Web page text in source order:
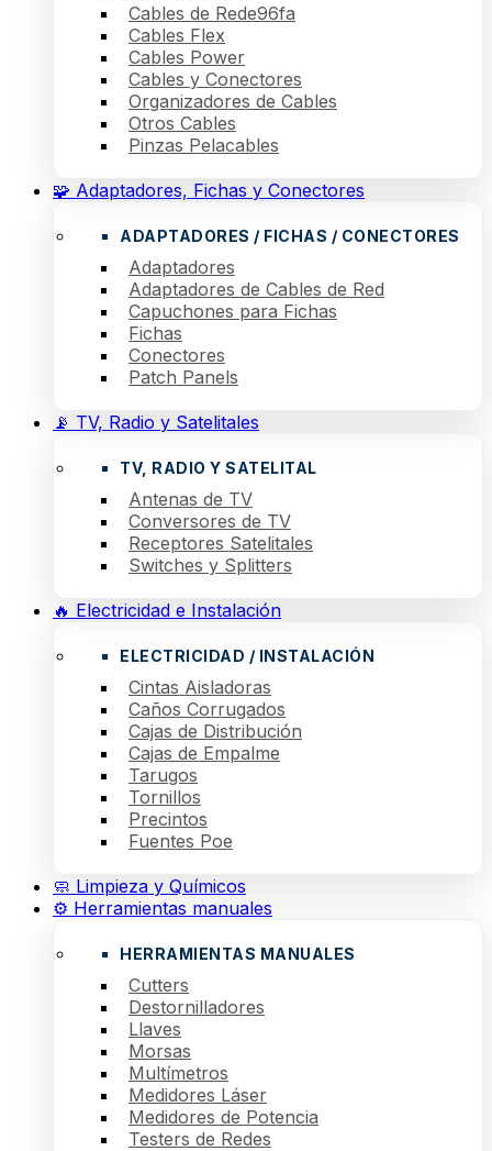
Cables de Rede96fa
Cables Flex
Cables Power
Cables y Conectores
Organizadores de Cables
Otros Cables
Pinzas Pelacables
🧩 Adaptadores, Fichas y Conectores
ADAPTADORES / FICHAS / CONECTORES
Adaptadores
Adaptadores de Cables de Red
Capuchones para Fichas
Fichas
Conectores
Patch Panels
📡 TV, Radio y Satelitales
TV, RADIO Y SATELITAL
Antenas de TV
Conversores de TV
Receptores Satelitales
Switches y Splitters
🔥 Electricidad e Instalación
ELECTRICIDAD / INSTALACIÓN
Cintas Aisladoras
Caños Corrugados
Cajas de Distribución
Cajas de Empalme
Tarugos
Tornillos
Precintos
Fuentes Poe
🧼 Limpieza y Químicos
⚙️ Herramientas manuales
HERRAMIENTAS MANUALES
Cutters
Destornilladores
Llaves
Morsas
Multímetros
Medidores Láser
Medidores de Potencia
Testers de Redes